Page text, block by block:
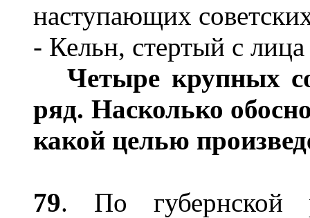
наступающих
- Кельн, стертый с
Четыре крупных
ряд. Насколько
какой целью
79. По губернской